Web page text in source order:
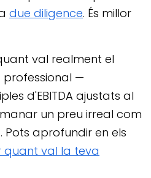
due diligence. És millor
val realment el
professional —
d'EBITDA ajustats al
un preu irreal com
aprofundir en els
val la teva